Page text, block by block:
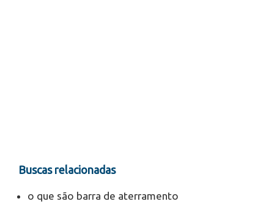
Buscas relacionadas
o que são barra de aterramento